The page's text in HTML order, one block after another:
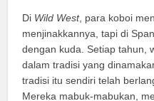
Di Wild West, para koboi
menjinakkannya, tapi di
dengan kuda. Setiap tahun,
dalam tradisi yang
tradisi itu sendiri telah
Mereka mabuk-mabukan,